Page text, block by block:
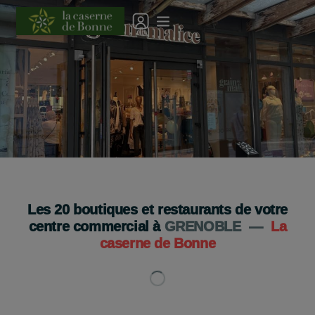
Les20boutiques et restaurants de votre
centre commercial à GRENOBLE —
La
caserne de Bonne